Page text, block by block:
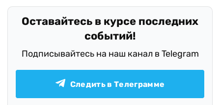
Оставайтесь в курсе последних
событий!
Подписывайтесь на наш канал в Telegram
Следить в Телеграмме